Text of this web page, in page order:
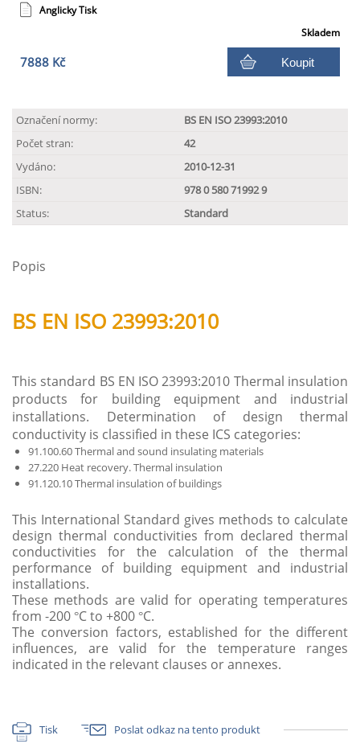
Anglicky Tisk
Skladem
7888 Kč Koupit
Označení normy:
BS EN ISO 23993:2010
Počet stran:
42
Vydáno:
2010-12-31
ISBN:
978 0 580 71992 9
Status:
Standard
Popis
BS EN ISO 23993:2010
This standard BS EN ISO 23993:2010 Thermal insulation
products for building equipment and industrial
installations. Determination of design thermal
conductivity is classified in these ICS categories:
91.100.60 Thermal and sound insulating materials
27.220 Heat recovery. Thermal insulation
91.120.10 Thermal insulation of buildings
This International Standard gives methods to calculate
design thermal conductivities from declared thermal
conductivities for the calculation of the thermal
performance of building equipment and industrial
installations.
These methods are valid for operating temperatures
from -200 °C to +800 °C.
The conversion factors, established for the different
influences, are valid for the temperature ranges
indicated in the relevant clauses or annexes.
Tisk Poslat odkaz na tento produkt